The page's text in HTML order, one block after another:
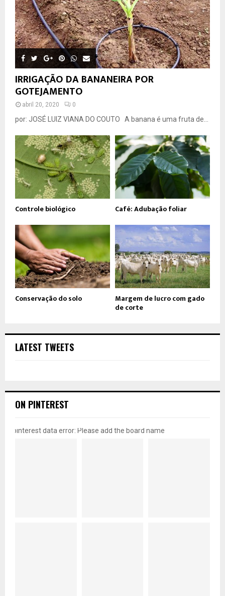
IRRIGAÇÃO DA BANANEIRA POR
GOTEJAMENTO
abril 20, 2020 0
por: JOSÉ LUIZ VIANA DO COUTO A banana é uma fruta de...
Controle biológico Café: Adubação foliar
Conservação do solo Margem de lucro com gado
de corte
LATEST TWEETS
ON PINTEREST
pinterest data error: Please add the board name